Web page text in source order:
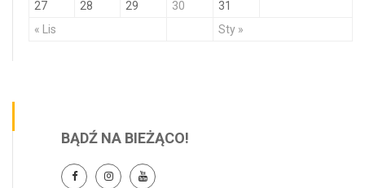
« Lis Sty »
27
28 29 30 31
BĄDŹ NA BIEŻĄCO!